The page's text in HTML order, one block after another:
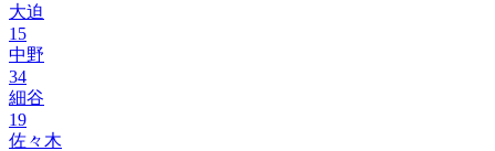
大迫
15
中野
34
細谷
19
佐々木